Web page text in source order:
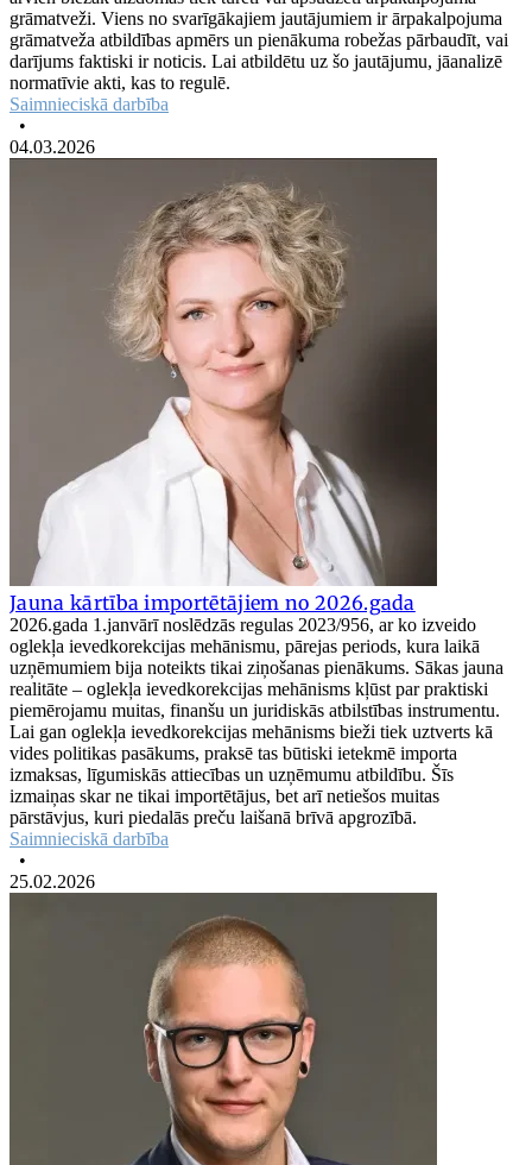
grāmatveži. Viens no svarīgākajiem jautājumiem ir ārpakalpojuma
grāmatveža atbildības apmērs un pienākuma robežas pārbaudīt, vai
darījums faktiski ir noticis. Lai atbildētu uz šo jautājumu, jāanalizē
normatīvie akti, kas to regulē.
Saimnieciskā darbība
•
04.03.2026
Jauna kārtība importētājiem no 2026.gada
2026.gada 1.janvārī noslēdzās regulas 2023/956, ar ko izveido
oglekļa ievedkorekcijas mehānismu, pārejas periods, kura laikā
uzņēmumiem bija noteikts tikai ziņošanas pienākums. Sākas jauna
realitāte – oglekļa ievedkorekcijas mehānisms kļūst par praktiski
piemērojamu muitas, finanšu un juridiskās atbilstības instrumentu.
Lai gan oglekļa ievedkorekcijas mehānisms bieži tiek uztverts kā
vides politikas pasākums, praksē tas būtiski ietekmē importa
izmaksas, līgumiskās attiecības un uzņēmumu atbildību. Šīs
izmaiņas skar ne tikai importētājus, bet arī netiešos muitas
pārstāvjus, kuri piedalās preču laišanā brīvā apgrozībā.
Saimnieciskā darbība
•
25.02.2026